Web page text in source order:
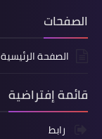
الصفحات
الصفحة الرئيسية
قائمة إفتراضية
رابط